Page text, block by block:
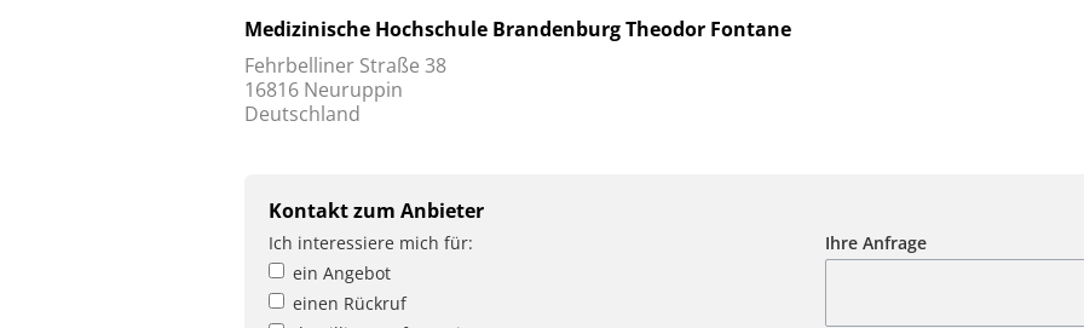
Medizinische Hochschule Brandenburg Theodor Fontane
Fehrbelliner Straße 38
16816 Neuruppin
Deutschland
Kontakt zum Anbieter
Ich interessiere mich für:
ein Angebot
einen Rückruf
Ihre Anfrage